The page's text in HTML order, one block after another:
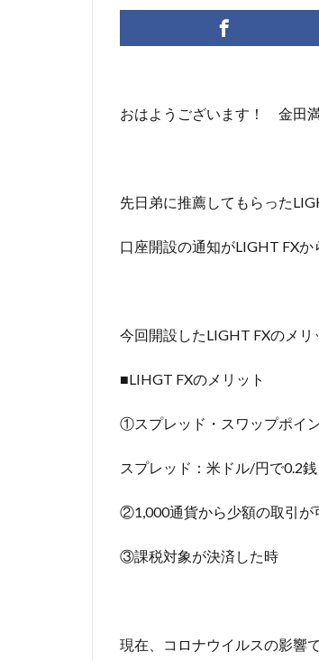
おはようございます！ 金田満
先日弟に推薦してもらった
口座開設の通知がLIGHT FXか
今回開設したLIGHT FXのメリ
■LIHGT FXのメリット
①スプレッド・スワップポイ
スプレッド：米ドル/円で0.2
②1,000通貨から少額の取引が
③課税対象が決済した時
現在、コロナウイルスの影響